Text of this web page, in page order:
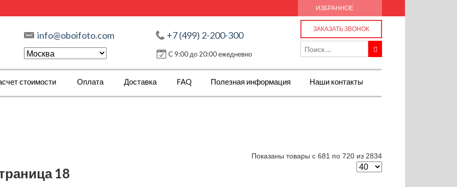
ИЗБРАННОЕ
info@oboifoto.com +7 (499) 2-200-300
С 9:00 до 20:00 ежедневно
ЗАКАЗАТЬ ЗВОНОК
стоимости Оплата Доставка FAQ Полезная информация Наши контакты
Показаны товары с 681 по 720 из 2834
18